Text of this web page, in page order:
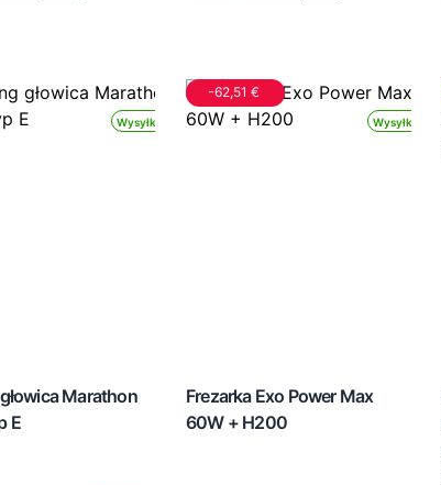
Wysyłka 24h
Marathon
E
Wysyłka 24h
-62,51 €
Frezarka Exo Power Max
60W + H200